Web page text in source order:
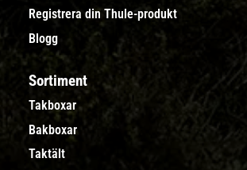
Registrera din Thule-produkt
Blogg
Sortiment
Takboxar
Bakboxar
Taktält